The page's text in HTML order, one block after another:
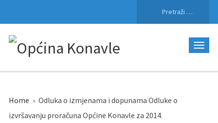
Home » Odluka o izmjenama i dopunama Odluke o
izvršavanju proračuna Općine Konavle za 2014.